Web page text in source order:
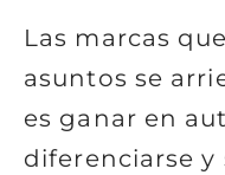
Las marcas
asuntos se
es ganar en
diferenciarse y